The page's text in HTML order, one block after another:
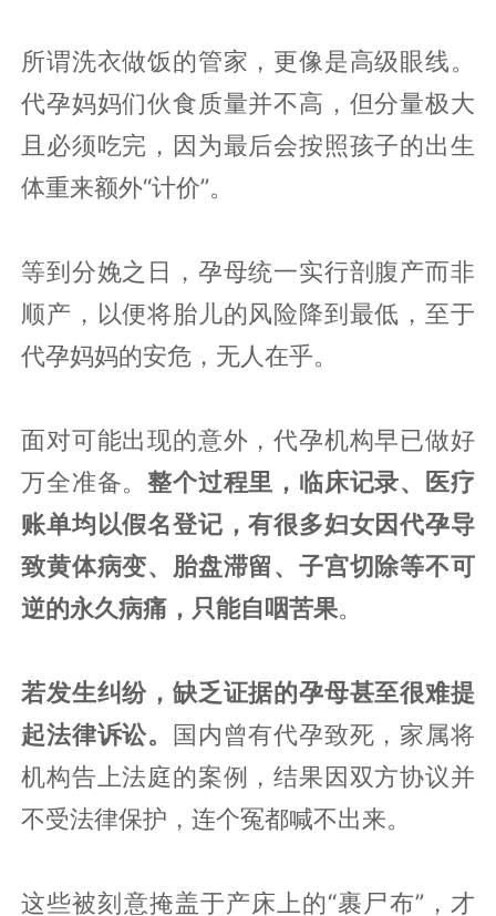
所谓洗衣做饭的管家，更像是高级眼线。
代孕妈妈们伙食质量并不高，但分量极大
且必须吃完，因为最后会按照孩子的出生
体重来额外“计价”。
等到分娩之日，孕母统一实行剖腹产而非
顺产，以便将胎儿的风险降到最低，至于
代孕妈妈的安危，无人在乎。
面对可能出现的意外，代孕机构早已做好
万全准备。整个过程里，临床记录、医疗
账单均以假名登记，有很多妇女因代孕导
致黄体病变、胎盘滞留、子宫切除等不可
逆的永久病痛，只能自咽苦果。
若发生纠纷，缺乏证据的孕母甚至很难提
起法律诉讼。 国内曾有代孕致死，家属将
机构告上法庭的案例，结果因双方协议并
不受法律保护，连个冤都喊不出来。
这些被刻意掩盖于产床上的“裹尸布”，才